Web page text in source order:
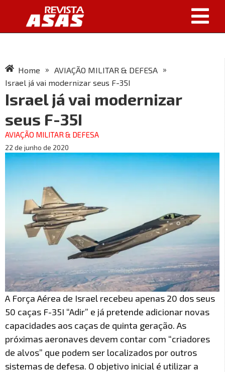
Home » AVIAÇÃO MILITAR & DEFESA »
Israel já vai modernizar seus F-35I
Israel já vai modernizar
seus F-35I
AVIAÇÃO MILITAR & DEFESA
22 de junho de 2020
A Força Aérea de Israel recebeu apenas 20 dos seus
50 caças F-35I “Adir” e já pretende adicionar novas
capacidades aos caças de quinta geração. As
próximas aeronaves devem contar com “criadores
de alvos” que podem ser localizados por outros
sistemas de defesa. O objetivo inicial é utilizar a